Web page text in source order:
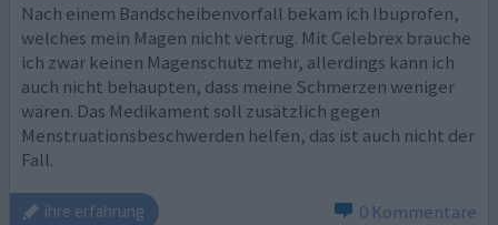
Nach einem Bandscheibenvorfall bekam ich Ibuprofen,
welches mein Magen nicht vertrug. Mit Celebrex brauche
ich zwar keinen Magenschutz mehr, allerdings kann ich
auch nicht behaupten, dass meine Schmerzen weniger
wären. Das Medikament soll zusätzlich gegen
Menstruationsbeschwerden helfen, das ist auch nicht der
Fall.
ihre erfahrung 0 Kommentare